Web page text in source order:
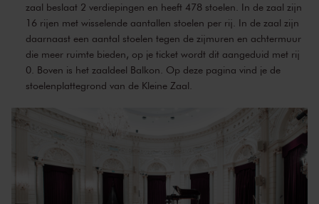
zaal beslaat 2 verdiepingen en heeft 478 stoelen. In de zaal zijn
16 rijen met wisselende aantallen stoelen per rij. In de zaal zijn
daarnaast een aantal stoelen tegen de zijmuren en achtermuur
die meer ruimte bieden, op je ticket wordt dit aangeduid met rij
0. Boven is het zaaldeel Balkon. Op deze pagina vind je de
stoelenplattegrond van de Kleine Zaal.